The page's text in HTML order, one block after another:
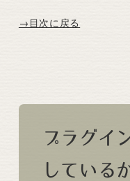
→目次に戻る
プラグイ
している